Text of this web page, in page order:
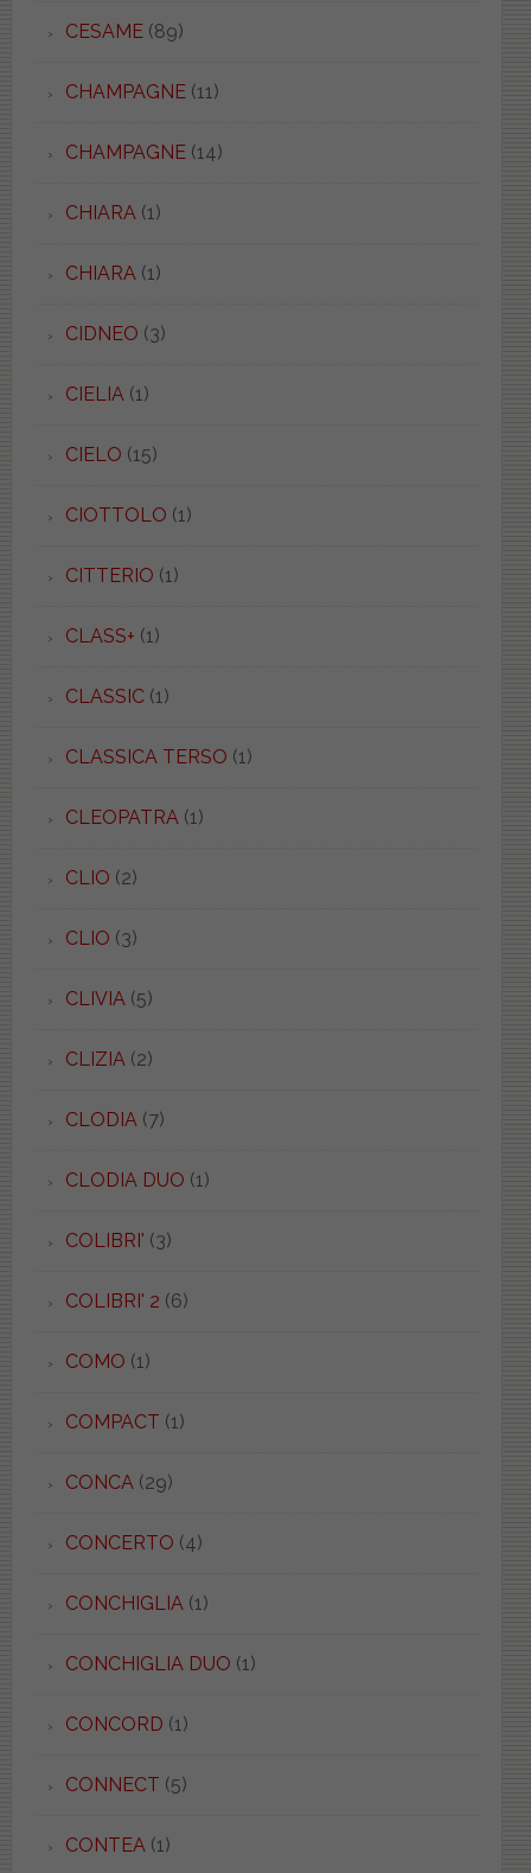
CESAME(89)
CHAMPAGNE(11)
CHAMPAGNE(14)
CHIARA(1)
CHIARA(1)
CIDNEO (3)
CIELIA(1)
CIELO (15)
CIOTTOLO (1)
CITTERIO (1)
CLASS+ (1)
CLASSIC(1)
CLASSICA TERSO (1)
CLEOPATRA(1)
CLIO (2)
CLIO (3)
CLIVIA(5)
CLIZIA(2)
CLODIA(7)
CLODIA DUO (1)
COLIBRI' (3)
COLIBRI' 2 (6)
COMO (1)
COMPACT (1)
CONCA(29)
CONCERTO (4)
CONCHIGLIA(1)
CONCHIGLIA DUO (1)
CONCORD (1)
CONNECT (5)
CONTEA(1)